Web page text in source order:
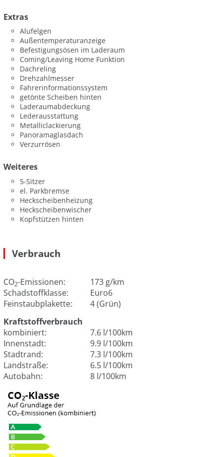
Extras
Alufelgen
Außentemperaturanzeige
Befestigungsösen im Laderaum
Coming/Leaving Home Funktion
Dachreling
Drehzahlmesser
Fahrerinformationssystem
getönte Scheiben hinten
Laderaumabdeckung
Lederausstattung
Metalliclackierung
Panoramaglasdach
Verzurrösen
Weiteres
5-Sitzer
el. Parkbremse
Heckscheibenheizung
Heckscheibenwischer
Kopfstützen hinten
Verbrauch
CO2-Emissionen:
173 g/km
Schadstoffklasse:
Euro6
Feinstaubplakette:
4 (Grün)
Kraftstoffverbrauch
kombiniert:
7.6 l/100km
Innenstadt:
9.9 l/100km
Stadtrand:
7.3 l/100km
Landstraße:
6.5 l/100km
Autobahn:
8 l/100km